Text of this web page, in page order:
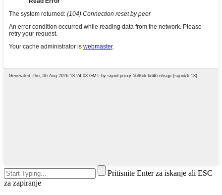
Pritisnite Enter za iskanje ali ESC
za zapiranje